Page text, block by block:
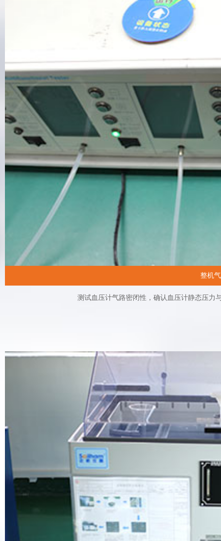
整机
测试血压计气路密闭性，确认血压计静态压力